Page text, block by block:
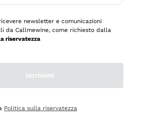
newsletter e comunicazioni
da Callmewine, come richiesto dalla
riservatezza
Iscrivimi
Politica sulla riservatezza